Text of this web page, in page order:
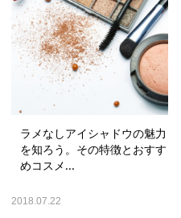
ラメなしアイシャドウの魅力
を知ろう。その特徴とおすす
めコスメ...
2018.07.22